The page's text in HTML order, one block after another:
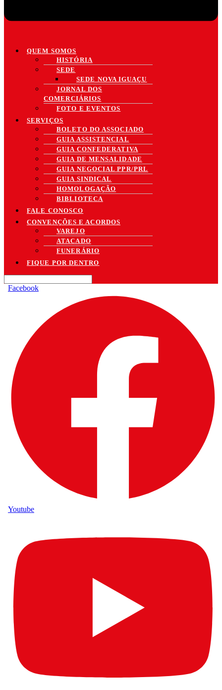
QUEM SOMOS
HISTÓRIA
SEDE
SEDE NOVA IGUAÇU
JORNAL DOS
COMERCIÁRIOS
FOTO E EVENTOS
SERVIÇOS
BOLETO DO ASSOCIADO
GUIA ASSISTENCIAL
GUIA CONFEDERATIVA
GUIA DE MENSALIDADE
GUIA NEGOCIAL PPR/PRL
GUIA SINDICAL
HOMOLOGAÇÃO
BIBLIOTECA
FALE CONOSCO
CONVENÇÕES E ACORDOS
VAREJO
ATACADO
FUNERÁRIO
FIQUE POR DENTRO
Facebook
Youtube